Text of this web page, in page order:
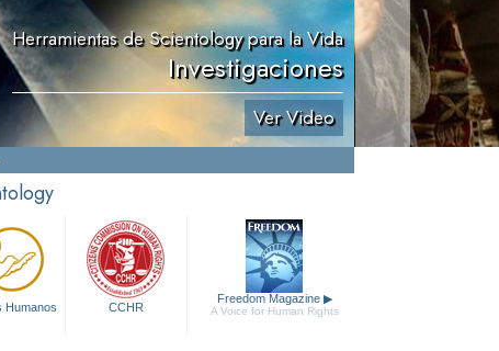
Herramientas de Scientology para la Vida
Investigaciones
Ver Video
Humanos CCHR
Freedom Magazine ▶
A Voice for Human Rights